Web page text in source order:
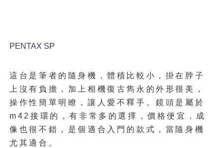
PENTAX SP
這台是筆者的隨身機，體積比較小，掛在脖子
上沒有負擔，加上相機復古雋永的外形很美，
操作性簡單明瞭，讓人愛不釋手。鏡頭是屬於
m42接環的，有非常多的選擇，價格便宜，成
像也很不錯，是個適合入門的款式，當隨身機
尤其適合。